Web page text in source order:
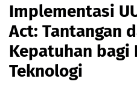
Implementasi
Act: Tantangan
Kepatuhan bagi
Teknologi